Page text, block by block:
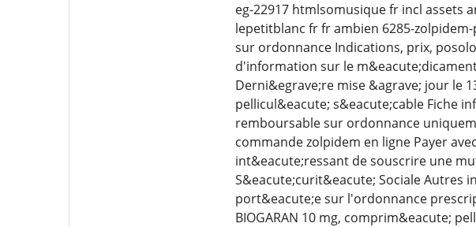
eg-22917 htmlsomusique fr incl assets
lepetitblanc fr fr ambien 6285-
sur ordonnance Indications, prix,
d'information sur le
Derni&egrave;re mise &agrave; jour le
pellicul&eacute; s&eacute;cable Fiche
remboursable sur ordonnance
commande zolpidem en ligne Payer
int&eacute;ressant de souscrire une
S&eacute;curit&eacute; Sociale
port&eacute;e sur l'ordonnance
BIOGARAN 10 mg, comprim&eacute;